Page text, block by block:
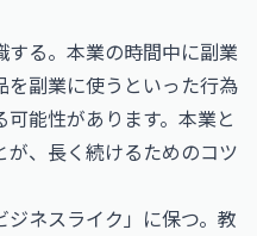
る。本業の時間中に副業
を副業に使うといった行為
能性があります。本業と
、長く続けるためのコツ
ネスライク」に保つ。教